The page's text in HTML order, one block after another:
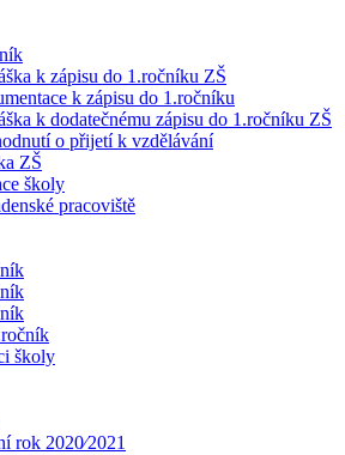
k zápisu do 1.ročníku ZŠ
k zápisu do 1.ročníku
k dodatečnému zápisu do 1.ročníku ZŠ
o přijetí k vzdělávání
ZŠ
školy
pracoviště
školy
rok 2020⁄2021